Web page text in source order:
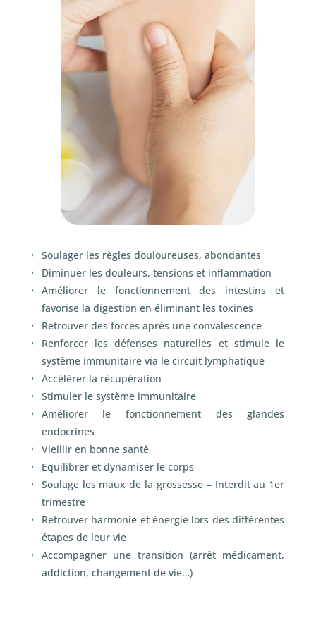
Soulager les règles douloureuses, abondantes
Diminuer les douleurs, tensions et inflammation
Améliorer le fonctionnement des intestins et
favorise la digestion en éliminant les toxines
Retrouver des forces après une convalescence
Renforcer les défenses naturelles et stimule le
système immunitaire via le circuit lymphatique
Accélèrer la récupération
Stimuler le système immunitaire
Améliorer le fonctionnement des glandes
endocrines
Vieillir en bonne santé
Equilibrer et dynamiser le corps
Soulage les maux de la grossesse – Interdit au 1er
trimestre
Retrouver harmonie et énergie lors des différentes
étapes de leur vie
Accompagner une transition (arrêt médicament,
addiction, changement de vie…)